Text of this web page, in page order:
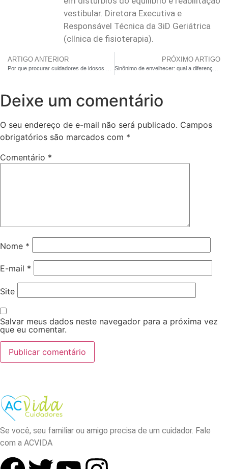
vestibular. Diretora Executiva e
Responsável Técnica da 3iD Geriátrica
(clínica de fisioterapia).
ARTIGO ANTERIOR
Por que procurar cuidadores de idosos diminui o estresse dos familiares mesmo com um idoso que não dá trabalho
PRÓXIMO ARTIGO
Sinônimo de envelhecer: qual a diferença entre velho e idoso?
Deixe um comentário
O seu endereço de e-mail não será publicado. Campos
obrigatórios são marcados com *
Comentário *
Nome *
E-mail *
Site
Salvar meus dados neste navegador para a próxima vez
que eu comentar.
Se você, seu familiar ou amigo precisa de um cuidador. Fale
com a ACVIDA